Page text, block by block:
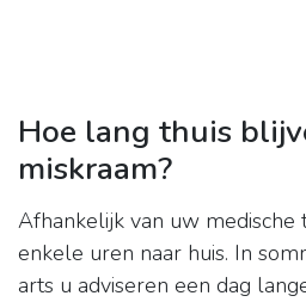
Hoe lang thuis
miskraam?
Afhankelijk van uw medische
enkele uren naar huis. In
arts u adviseren een dag